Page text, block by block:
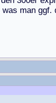
was man ggf.